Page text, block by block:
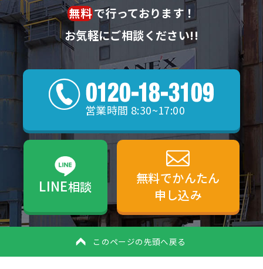
無料で行っております！
お気軽にご相談ください!!
営業時間 8:30~17:00
LINE相談
無料でかんたん
申し込み
このページの先頭へ戻る